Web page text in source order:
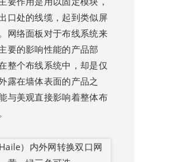
口处的线缆，起到类似屏
网络面板对于布线系统来
要的影响性能的产品部
整个布线系统中，却是仅
露在墙体表面的产品之
与美观直接影响着整体布